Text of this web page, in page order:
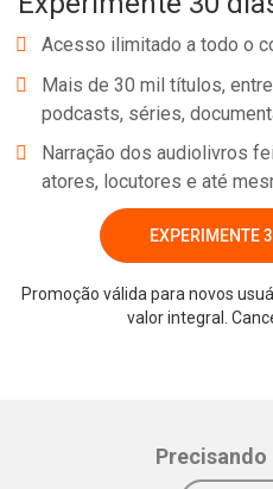
Acesso ilimitado a todo o
Mais de 30 mil títulos,
podcasts, séries,
Narração dos audiolivros
atores, locutores e até
EXPERIMENTE
Promoção válida para novos
valor integral.
Precisando